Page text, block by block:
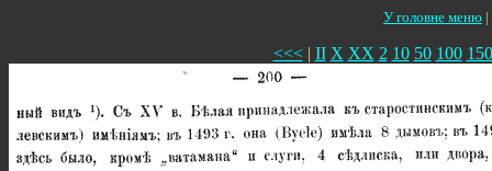
У головне меню |
<<<| II X XX 2 10 50 100 150